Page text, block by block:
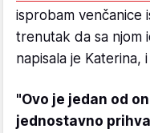
isprobam venčanice
trenutak da sa njom
napisala je Katerina,
"Ovo je jedan od
jednostavno